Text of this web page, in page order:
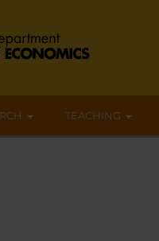
TEACHING